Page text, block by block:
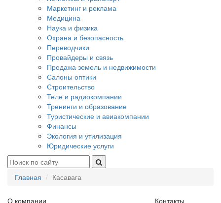
Маркетинг и реклама
Медицина
Наука и физика
Охрана и безопасность
Переводчики
Провайдеры и связь
Продажа земель и недвижимости
Салоны оптики
Строительство
Теле и радиокомпании
Тренинги и образование
Туристические и авиакомпании
Финансы
Экология и утилизация
Юридические услуги
Главная Касавага
О компании
Контакты